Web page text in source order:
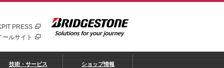
PRESS
ルサイト
技術・サービス ショップ情報